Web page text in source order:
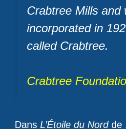
Crabtree Mills and
incorporated in
called Crabtree.
Crabtree
Dans L’Étoile du Nordde